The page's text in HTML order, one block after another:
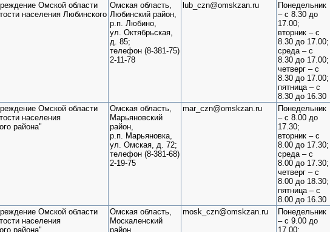
Омской области
населения Любинского
Омская область,
Любинский район,
р.п. Любино,
ул. Октябрьская,
д. 85;
телефон (8-381-75)
2-11-78
lub_czn@omskzan.ru
Понедельник
– с 8.30 до
17.00;
вторник – с
8.30 до 17.00;
среда – с
8.30 до 17.00;
четверг – с
8.30 до 17.00;
пятница – с
8.30 до 16.30
Омской области
населения
района"
Омская область,
Марьяновский
район,
р.п. Марьяновка,
ул. Омская, д. 72;
телефон (8-381-68)
2-19-75
mar_czn@omskzan.ru
Понедельник
– с 8.00 до
17.30;
вторник – с
8.00 до 17.30;
среда – с
8.00 до 17.30;
четверг – с
8.00 до 18.30;
пятница – с
8.00 до 16.30
Омской области
населения
района"
Омская область,
Москаленский
район,
mosk_czn@omskzan.ru
Понедельник
– с 9.00 до
17.00;